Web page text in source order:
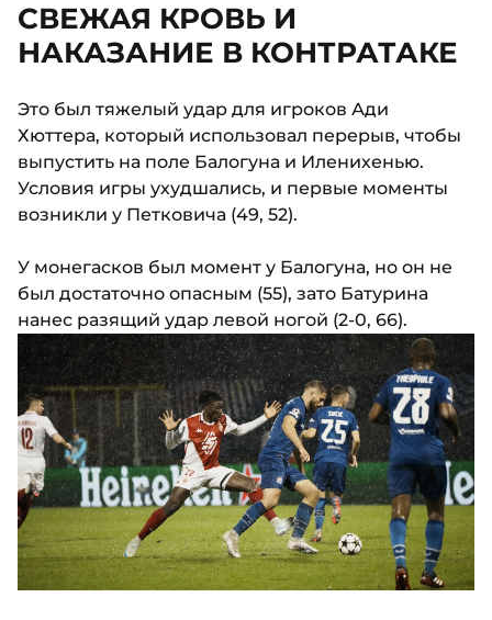
СВЕЖАЯ КРОВЬ И
НАКАЗАНИЕ В КОНТРАТАКЕ
Это был тяжелый удар для игроков Ади
Хюттера, который использовал перерыв, чтобы
выпустить на поле Балогуна и Иленихенью.
Условия игры ухудшались, и первые моменты
возникли у Петковича (49, 52).
У монегасков был момент у Балогуна, но он не
был достаточно опасным (55), зато Батурина
нанес разящий удар левой ногой (2-0, 66).